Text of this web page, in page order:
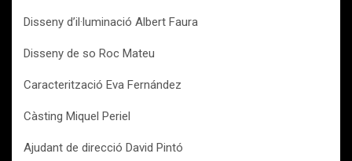
Disseny d’il·luminació Albert Faura
Disseny de so Roc Mateu
Caracterització Eva Fernández
Càsting Miquel Periel
Ajudant de direcció David Pintó